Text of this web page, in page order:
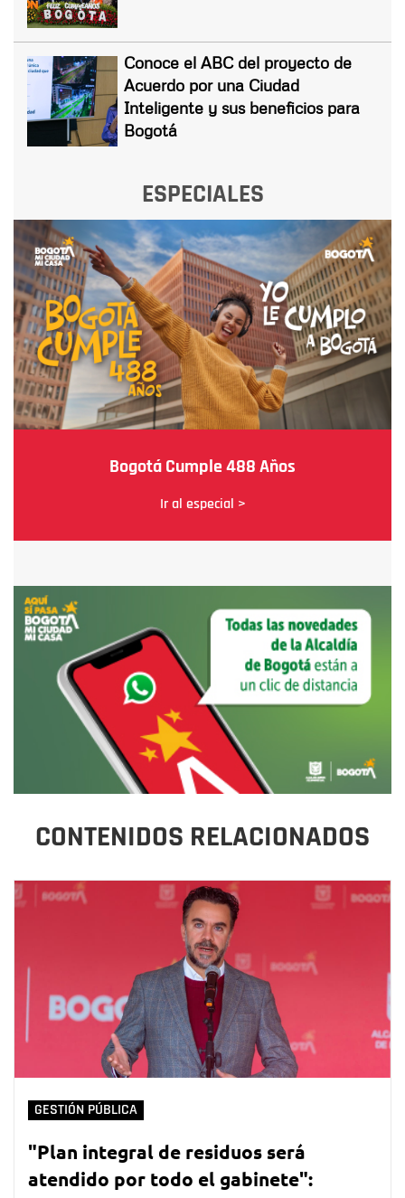
Conoce el ABC del proyecto de
Acuerdo por una Ciudad
Inteligente y sus beneficios para
Bogotá
ESPECIALES
Bogotá Cumple 488 Años
Ir al especial >
CONTENIDOS RELACIONADOS
GESTIÓN PÚBLICA
"Plan integral de residuos será
atendido por todo el gabinete":